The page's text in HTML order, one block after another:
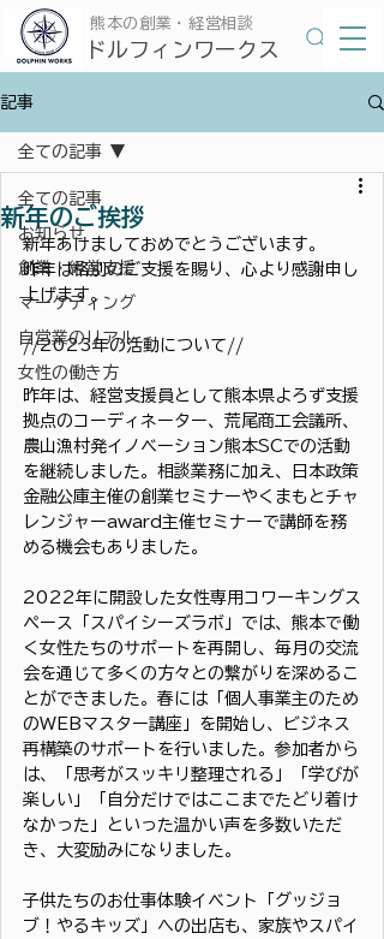
​ドルフィンワークス
​熊本の創業・経営相談
記事
全ての記事
お知らせ
創業・経営支援
マーケティング
自営業のリアル
女性の働き方
全ての記事
新年のご挨拶
新年あけましておめでとうございます。
昨年は格別のご支援を賜り、心より感謝申し
上げます。
//2023年の活動について//
昨年は、経営支援員として熊本県よろず支援
拠点のコーディネーター、荒尾商工会議所、
農山漁村発イノベーション熊本SCでの活動
を継続しました。相談業務に加え、日本政策
金融公庫主催の創業セミナーやくまもとチャ
レンジャーaward主催セミナーで講師を務
める機会もありました。
2022年に開設した女性専用コワーキングス
ペース「スパイシーズラボ」では、熊本で働
く女性たちのサポートを再開し、毎月の交流
会を通じて多くの方々との繋がりを深めるこ
とができました。春には「個人事業主のため
のWEBマスター講座」を開始し、ビジネス
再構築のサポートを行いました。参加者から
は、「思考がスッキリ整理される」「学びが
楽しい」「自分だけではここまでたどり着け
なかった」といった温かい声を多数いただ
き、大変励みになりました。
子供たちのお仕事体験イベント「グッジョ
ブ！やるキッズ」への出店も、家族やスパイ